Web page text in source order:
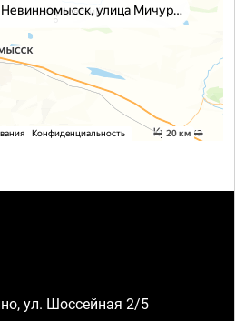
ул. Шоссейная 2/5